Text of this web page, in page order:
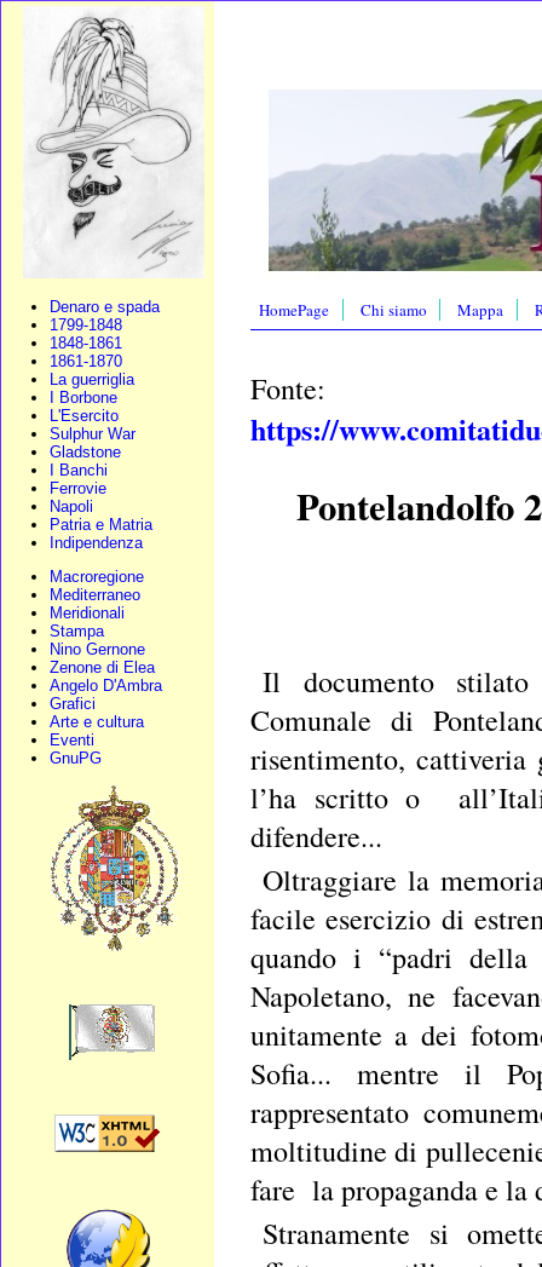
Denaro e spada
1799-1848
1848-1861
1861-1870
La guerriglia
I Borbone
L'Esercito
Sulphur War
Gladstone
I Banchi
Ferrovie
Napoli
Patria e Matria
Indipendenza
Macroregione
Mediterraneo
Meridionali
Stampa
Nino Gernone
Zenone di Elea
Angelo D'Ambra
Grafici
Arte e cultura
Eventi
GnuPG
HomePage Chi siamo Mappa
Fonte:
https://
Pontelandolfo
Il documento stilato
Comunale di
risentimento,
l’ha scritto o
difendere...
Oltraggiare la
facile esercizio di
quando i “padri
Napoletano, ne
unitamente a dei
Sofia... mentre il
rappresentato
moltitudine di
fare la propaganda e la
Stranamente si